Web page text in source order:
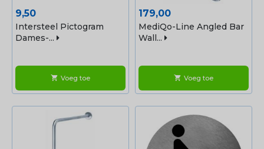
Prijs
9,50
Intersteel Pictogram
Dames-...
shopping_cart Voeg toe
Prijs
179,00
MediQo-Line Angled Bar
Wall...
shopping_cart Voeg toe